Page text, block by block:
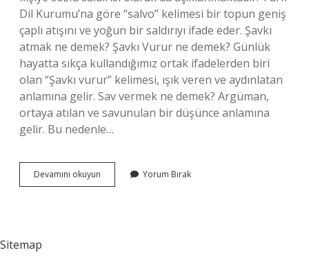
Dil Kurumu’na göre “salvo” kelimesi bir topun geniş
çaplı atışını ve yoğun bir saldırıyı ifade eder. Şavkı
atmak ne demek? Şavkı Vurur ne demek? Günlük
hayatta sıkça kullandığımız ortak ifadelerden biri
olan “Şavkı vurur” kelimesi, ışık veren ve aydınlatan
anlamına gelir. Sav vermek ne demek? Argüman,
ortaya atılan ve savunulan bir düşünce anlamına
gelir. Bu nedenle…
Devamını okuyun
Atmak
Yorum Bırak
Sitemap